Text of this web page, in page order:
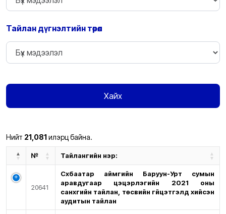
Тайлан дүгнэлтийн төрөл
Хайх
Нийт 21,081илэрц байна.
№ Тайлангийн нэр:
20641
Сүхбаатар аймгийн Баруун-Урт сумын
аравдугаар цэцэрлэгийн 2021 оны
санхүүгийн тайлан, төсвийн гүйцэтгэлд хийсэн
аудитын тайлан